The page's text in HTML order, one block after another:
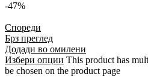
-47%
Спореди
Брз преглед
Додади во омилени
Избери опции This product has
be chosen on the product page